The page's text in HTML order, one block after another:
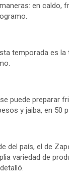
en caldo,
temporada es
puede preparar
y jaiba, en
del país, el de
variedad de